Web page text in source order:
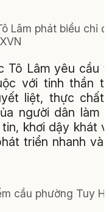
Lâm phát biểu chỉ
Tô Lâm yêu cầu
với tinh thần
liệt, thực
người dân làm
khơi dậy khát
triển nhanh và
cầu phường Tuy